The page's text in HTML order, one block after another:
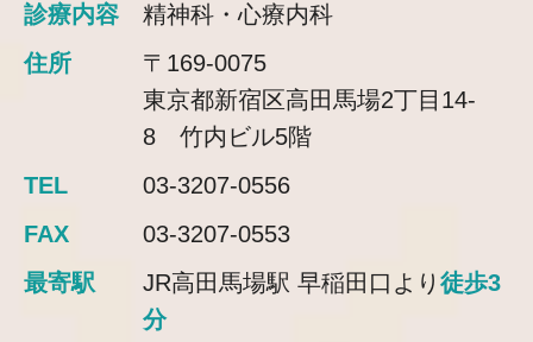
診療内容
精神科・心療内科
住所
〒169-0075
東京都新宿区高田馬場2丁目14-
8 竹内ビル5階
TEL
03-3207-0556
FAX
03-3207-0553
最寄駅
JR高田馬場駅 早稲田口より 徒歩3
分